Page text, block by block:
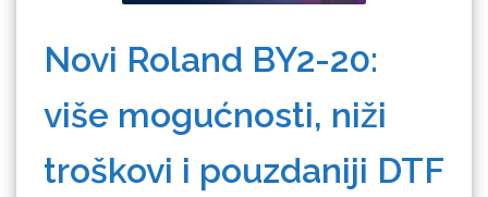
Novi Roland BY2-20:
više mogućnosti, niži
troškovi i pouzdaniji DTF